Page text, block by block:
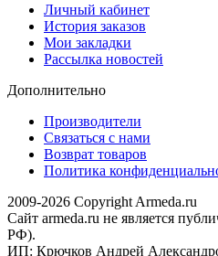
Личный кабинет
История заказов
Мои закладки
Рассылка новостей
Дополнительно
Производители
Связаться с нами
Возврат товаров
Политика
2009-2026 Copyright Armeda.ru
Сайт armeda.ru не является
РФ).
ИП: Крючков Андрей